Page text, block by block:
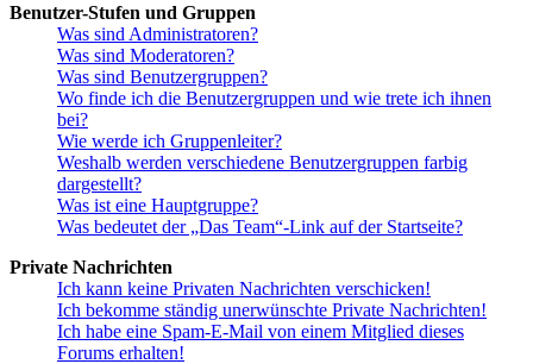
Benutzer-Stufen und Gruppen
Was sind Administratoren?
Was sind Moderatoren?
Was sind Benutzergruppen?
Wo finde ich die Benutzergruppen und wie trete ich ihnen
bei?
Wie werde ich Gruppenleiter?
Weshalb werden verschiedene Benutzergruppen farbig
dargestellt?
Was ist eine Hauptgruppe?
Was bedeutet der „Das Team“-Link auf der Startseite?
Private Nachrichten
Ich kann keine Privaten Nachrichten verschicken!
Ich bekomme ständig unerwünschte Private Nachrichten!
Ich habe eine Spam-E-Mail von einem Mitglied dieses
Forums erhalten!